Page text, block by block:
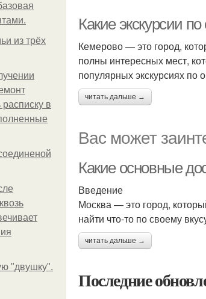
из трёх
в
"двушку".
Какие экскурсии
Кемерово — это город,
полны интересных мест,
популярных экскурсиях по
читать дальше →
Вас может
Какие основные
Введение
Москва — это город,
найти что-то по своему
читать дальше →
Последние